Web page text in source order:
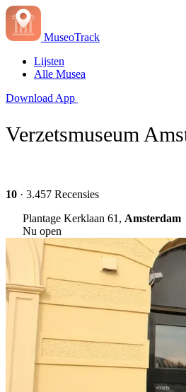
MuseoTrack
Lijsten
Alle Musea
Download App
Verzetsmuseum
10 · 3.457 Recensies
Plantage Kerklaan 61, Amsterdam
Nu open